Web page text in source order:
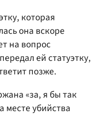
которая
она вскоре
на вопрос
ей статуэтку,
позже.
«за, я бы так
месте убийства